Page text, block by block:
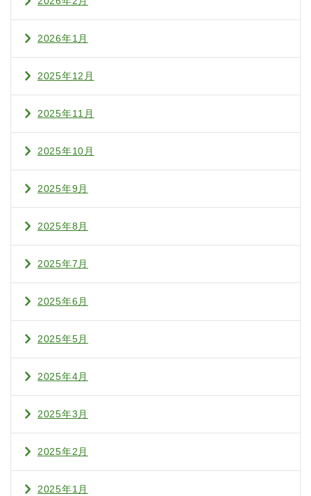
2026年1月
2025年12月
2025年11月
2025年10月
2025年9月
2025年8月
2025年7月
2025年6月
2025年5月
2025年4月
2025年3月
2025年2月
2025年1月